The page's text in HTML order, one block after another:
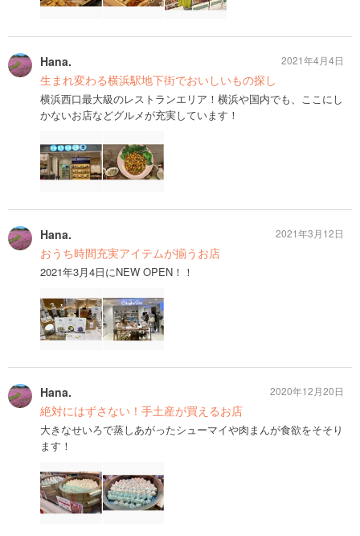
Hana.
生まれ変わる横浜駅地下街でおいしいもの探し
横浜西口最大級のレストランエリア！横浜や国内でも、ここにし
かないお店などグルメが充実しています！
2021年4月4日
Hana.
おうち時間充実アイテムが揃うお店
2021年3月4日にNEW OPEN！！
2021年3月12日
Hana.
絶対にはずさない！手土産が買えるお店
大きなせいろで蒸しあがったシューマイや肉まんが食欲をそそり
ます！
2020年12月20日